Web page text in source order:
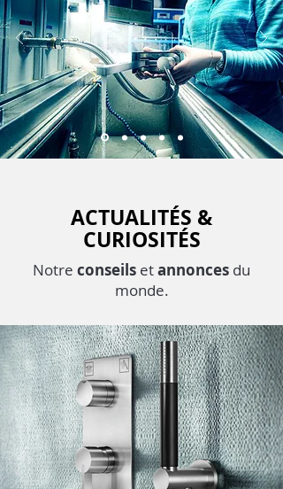
ACTUALITÉS &
CURIOSITÉS
Notre conseils etannonces du
monde.